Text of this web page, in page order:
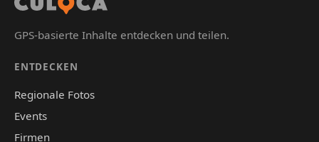
GPS-basierte Inhalte entdecken und teilen.
ENTDECKEN
Regionale Fotos
Events
Firmen